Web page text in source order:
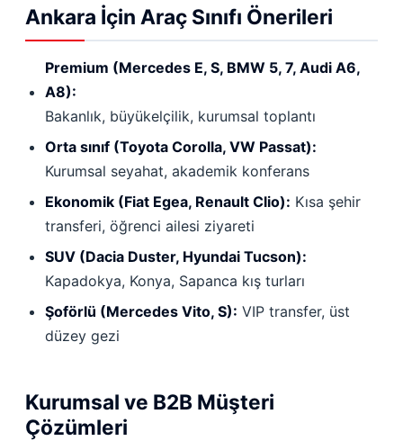
Ankara İçin Araç Sınıfı Önerileri
Premium (Mercedes E, S, BMW 5, 7, Audi A6,
A8):
Bakanlık, büyükelçilik, kurumsal toplantı
Orta sınıf (Toyota Corolla, VW Passat):
Kurumsal seyahat, akademik konferans
Ekonomik (Fiat Egea, Renault Clio): Kısa şehir
transferi, öğrenci ailesi ziyareti
SUV (Dacia Duster, Hyundai Tucson):
Kapadokya, Konya, Sapanca kış turları
Şoförlü (Mercedes Vito, S): VIP transfer, üst
düzey gezi
Kurumsal ve B2B Müşteri
Çözümleri